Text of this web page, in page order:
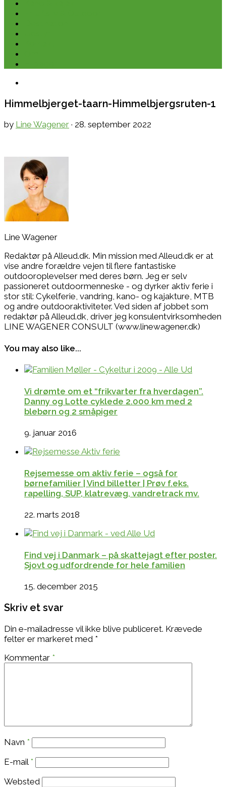
Himmelbjerget-taarn-Himmelbjergsruten-1
by Line Wagener · 28. september 2022
Line Wagener
Redaktør på Alleud.dk. Min mission med Alleud.dk er at
vise andre forældre vejen til flere fantastiske
outdooroplevelser med deres børn. Jeg er selv
passioneret outdoormenneske - og dyrker aktiv ferie i
stor stil: Cykelferie, vandring, kano- og kajakture, MTB
og andre outdooraktiviteter. Ved siden af jobbet som
redaktør på Alleud.dk, driver jeg konsulentvirksomheden
LINE WAGENER CONSULT (www.linewagener.dk)
You may also like...
Vi drømte om et “frikvarter fra hverdagen”.
Danny og Lotte cyklede 2.000 km med 2
blebørn og 2 småpiger
9. januar 2016
Rejsemesse om aktiv ferie – også for
børnefamilier | Vind billetter | Prøv f.eks.
rapelling, SUP, klatrevæg, vandretrack mv.
22. marts 2018
Find vej i Danmark – på skattejagt efter poster.
Sjovt og udfordrende for hele familien
15. december 2015
Skriv et svar
Din e-mailadresse vil ikke blive publiceret. Krævede
felter er markeret med *
Kommentar *
Navn *
E-mail *
Websted